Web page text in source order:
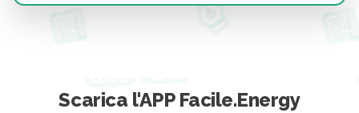
Scarica l'APP Facile.Energy